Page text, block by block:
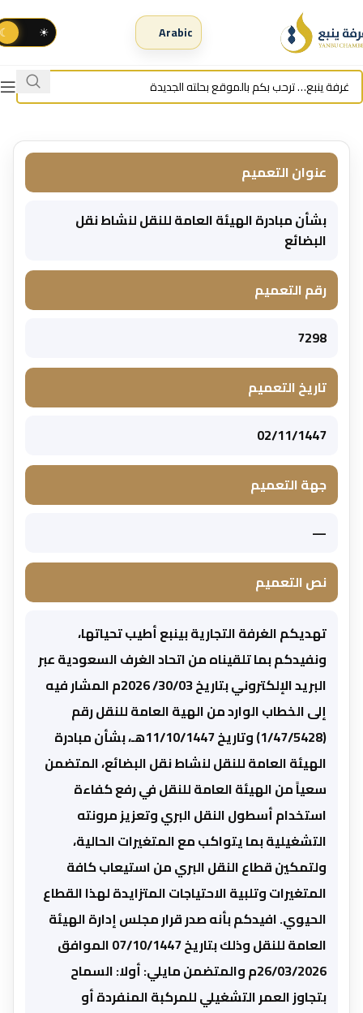
☀
☾
عنوان التعميم
بشأن مبادرة الهيئة العامة للنقل لنشاط نقل
البضائع
رقم التعميم
7298
تاريخ التعميم
02/11/1447
جهة التعميم
—
نص التعميم
تهديكم الغرفة التجارية بينبع أطيب تحياتها،
ونفيدكم بما تلقيناه من اتحاد الغرف السعودية عبر
البريد الإلكتروني بتاريخ 30/03/ 2026م المشار فيه
إلى الخطاب الوارد من الهية العامة للنقل رقم
(1/47/5428) وتاريخ 11/10/1447هـ، بشأن مبادرة
الهيئة العامة للنقل لنشاط نقل البضائع، المتضمن
سعياً من الهيئة العامة للنقل في رفع كفاءة
استخدام أسطول النقل البري وتعزيز مرونته
التشغيلية بما يتواكب مع المتغيرات الحالية،
ولتمكين قطاع النقل البري من استيعاب كافة
المتغيرات وتلبية الاحتياجات المتزايدة لهذا القطاع
الحيوي. افيدكم بأنه صدر قرار مجلس إدارة الهيئة
العامة للنقل وذلك بتاريخ 07/10/1447 الموافق
26/03/2026م والمتضمن مايلي: أولا: السماح
بتجاوز العمر التشغيلي للمركبة المنفردة أو